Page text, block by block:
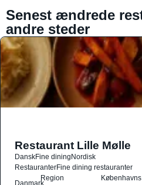
Senest ændrede
andre steder
Restaurant Lille Mølle
DanskFine diningNordisk
RestauranterFine dining restauranter
Danmark
Region
Københavns